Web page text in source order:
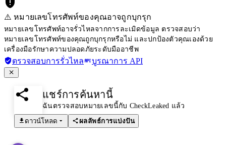
⚠️ หมายเลขโทรศัพท์ของคุณอาจถูกบุกรุก
หมายเลขโทรศัพท์อาจรั่วไหลจากการละเมิดข้อมูล ตรวจสอบว่า
หมายเลขโทรศัพท์ของคุณถูกบุกรุกหรือไม่ และปกป้องตัวคุณเองด้วย
เครื่องมือรักษาความปลอดภัยระดับมืออาชีพ
ตรวจสอบการรั่วไหล บูรณาการ API
แชร์การค้นหานี้
ฉันตรวจสอบหมายเลขนี้กับ CheckLeaked แล้ว
ดาวน์โหลด
ผลลัพธ์การแบ่งปัน